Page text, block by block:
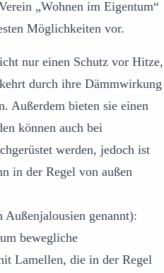
„Wohnen im Eigentum“
Möglichkeiten vor.
nur einen Schutz vor Hitze,
durch ihre Dämmwirkung
Außerdem bieten sie einen
können auch bei
werden, jedoch ist
in der Regel von außen
Außenjalousien genannt):
bewegliche
Lamellen, die in der Regel